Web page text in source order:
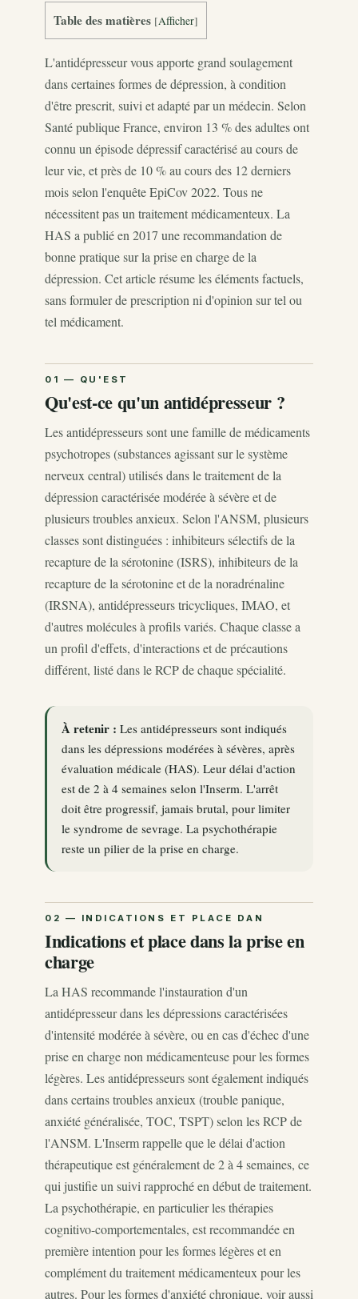
Table des matières [Afficher]
L'antidépresseur vous apporte grand soulagement
dans certaines formes de dépression, à condition
d'être prescrit, suivi et adapté par un médecin. Selon
Santé publique France, environ 13 % des adultes ont
connu un épisode dépressif caractérisé au cours de
leur vie, et près de 10 % au cours des 12 derniers
mois selon l'enquête EpiCov 2022. Tous ne
nécessitent pas un traitement médicamenteux. La
HAS a publié en 2017 une recommandation de
bonne pratique sur la prise en charge de la
dépression. Cet article résume les éléments factuels,
sans formuler de prescription ni d'opinion sur tel ou
tel médicament.
Qu'est-ce qu'un antidépresseur ?
Les antidépresseurs sont une famille de médicaments
psychotropes (substances agissant sur le système
nerveux central) utilisés dans le traitement de la
dépression caractérisée modérée à sévère et de
plusieurs troubles anxieux. Selon l'ANSM, plusieurs
classes sont distinguées : inhibiteurs sélectifs de la
recapture de la sérotonine (ISRS), inhibiteurs de la
recapture de la sérotonine et de la noradrénaline
(IRSNA), antidépresseurs tricycliques, IMAO, et
d'autres molécules à profils variés. Chaque classe a
un profil d'effets, d'interactions et de précautions
différent, listé dans le RCP de chaque spécialité.
À retenir : Les antidépresseurs sont indiqués
dans les dépressions modérées à sévères, après
évaluation médicale (HAS). Leur délai d'action
est de 2 à 4 semaines selon l'Inserm. L'arrêt
doit être progressif, jamais brutal, pour limiter
le syndrome de sevrage. La psychothérapie
reste un pilier de la prise en charge.
Indications et place dans la prise en
charge
La HAS recommande l'instauration d'un
antidépresseur dans les dépressions caractérisées
d'intensité modérée à sévère, ou en cas d'échec d'une
prise en charge non médicamenteuse pour les formes
légères. Les antidépresseurs sont également indiqués
dans certains troubles anxieux (trouble panique,
anxiété généralisée, TOC, TSPT) selon les RCP de
l'ANSM. L'Inserm rappelle que le délai d'action
thérapeutique est généralement de 2 à 4 semaines, ce
qui justifie un suivi rapproché en début de traitement.
La psychothérapie, en particulier les thérapies
cognitivo-comportementales, est recommandée en
première intention pour les formes légères et en
complément du traitement médicamenteux pour les
autres. Pour les formes d'anxiété chronique, voir aussi